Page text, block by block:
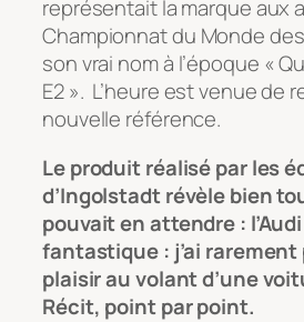
représentait la marque aux
Championnat du Monde des
son vrai nom à l’époque «
E2 ». L’heure est venue de
nouvelle référence.
Le produit réalisé par les
d’Ingolstadt révèle bien
pouvait en attendre :
fantastique : j’ai
plaisir au volant d’une
Récit, point par point.